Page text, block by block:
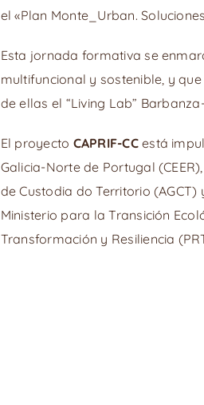
el «Plan Monte_Urban.
Esta jornada formativa se
multifuncional y sostenible, y
de ellas el “Living Lab”
El proyecto CAPRIF-CCestá
Galicia-Norte de Portugal
de Custodia do Territorio
Ministerio para la Transición
Transformación y Resiliencia